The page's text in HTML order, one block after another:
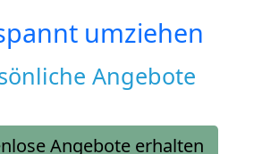
umziehen
Angebote
Angebote erhalten